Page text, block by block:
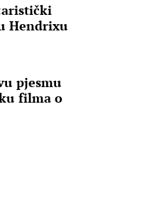
Hendrixu
pjesmu
filma o